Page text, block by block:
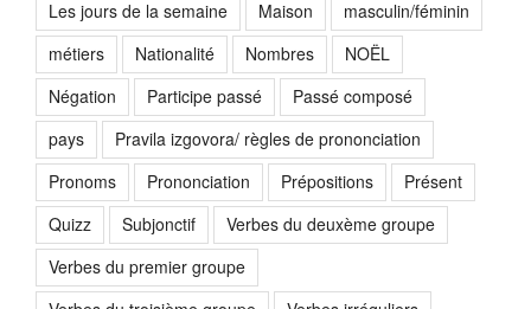
Les jours de la semaine
Maison
masculin/féminin
métiers
Nationalité Nombres
NOËL
Négation
Participe passé
Passé composé
pays
Pravila izgovora/ règles de prononciation
Pronoms
Prononciation Prépositions
Présent
Quizz
Subjonctif
Verbes du deuxème groupe
Verbes du premier groupe